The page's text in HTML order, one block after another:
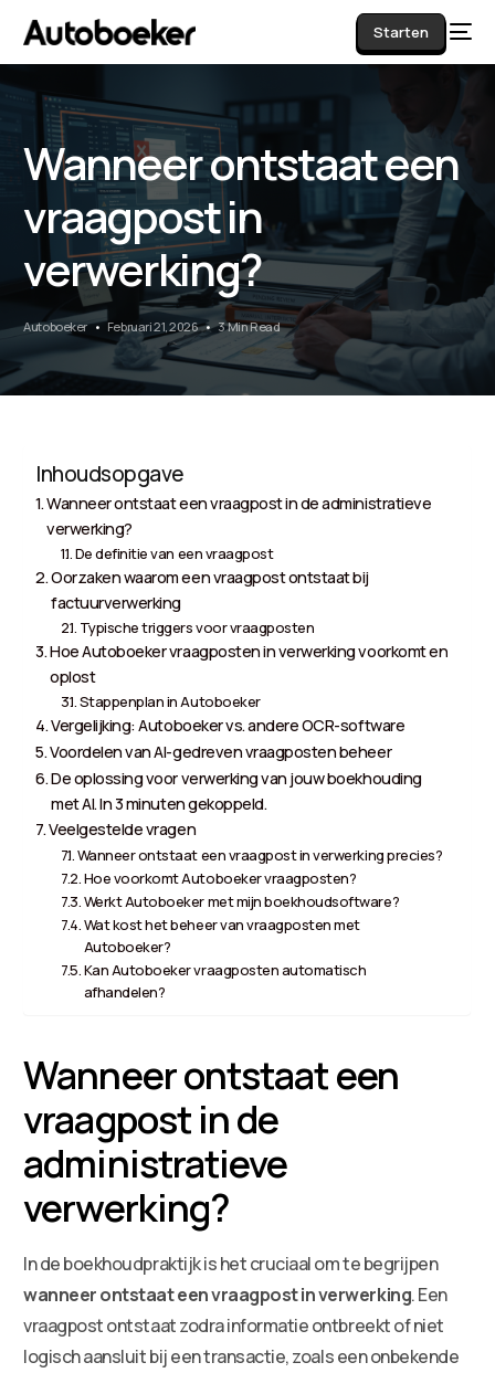
Starten
Wanneer ontstaat een
vraagpost in
verwerking?
Autoboeker Februari 21, 2026 3 Min Read
Inhoudsopgave
Wanneer ontstaat een vraagpost in de administratieve
verwerking?
De definitie van een vraagpost
Oorzaken waarom een vraagpost ontstaat bij
factuurverwerking
Typische triggers voor vraagposten
Hoe Autoboeker vraagposten in verwerking voorkomt en
oplost
Stappenplan in Autoboeker
Vergelijking: Autoboeker vs. andere OCR-software
Voordelen van AI-gedreven vraagposten beheer
De oplossing voor verwerking van jouw boekhouding
met AI. In 3 minuten gekoppeld.
Veelgestelde vragen
Wanneer ontstaat een vraagpost in verwerking precies?
Hoe voorkomt Autoboeker vraagposten?
Werkt Autoboeker met mijn boekhoudsoftware?
Wat kost het beheer van vraagposten met
Autoboeker?
Kan Autoboeker vraagposten automatisch
afhandelen?
Wanneer ontstaat een
vraagpost in de
administratieve
verwerking?
In de boekhoudpraktijk is het cruciaal om te begrijpen
wanneer ontstaat een vraagpost in verwerking. Een
vraagpost ontstaat zodra informatie ontbreekt of niet
logisch aansluit bij een transactie, zoals een onbekende
AI